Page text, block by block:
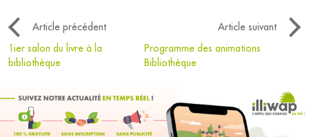
Article précédent
Article suivant
1ier salon du livre à la
bibliothèque
Programme des animations
Bibliothèque